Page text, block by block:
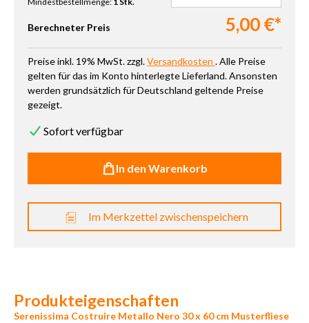
Berechneter Preis 5,00 €*
Preise inkl. 19% MwSt. zzgl.Versandkosten . Alle Preise
gelten für das im Konto hinterlegte Lieferland. Ansonsten
werden grundsätzlich für Deutschland geltende Preise
gezeigt.
Sofort verfügbar
In den Warenkorb
Im Merkzettel zwischenspeichern
Produkteigenschaften
Serenissima Costruire Metallo Nero 30 x 60 cm Musterfliese